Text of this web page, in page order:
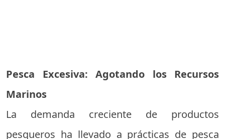
Pesca Excesiva: Agotando los Recursos
Marinos
La demanda creciente de productos
pesqueros ha llevado a prácticas de pesca